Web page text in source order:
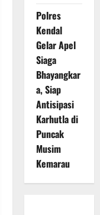
Polres
Kendal
Gelar Apel
Siaga
Bhayangkar
a, Siap
Antisipasi
Karhutla di
Puncak
Musim
Kemarau